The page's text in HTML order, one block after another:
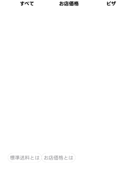
すべて お店価格 ピザ
標準送料とは お店価格とは